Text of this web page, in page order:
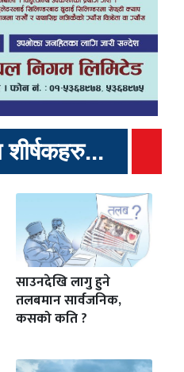
शीर्षकहरु...
साउनदेखि लागु हुने
तलबमान सार्वजनिक,
कसको कति ?